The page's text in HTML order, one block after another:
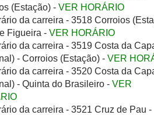
(Estação) - VER HORÁRIO
da carreira - 3518 Corroios
Figueira - VER HORÁRIO
da carreira - 3519 Costa da
- Corroios (Estação) - VER
da carreira - 3520 Costa da
- Quinta do Brasileiro - VER
da carreira - 3521 Cruz de Pau -